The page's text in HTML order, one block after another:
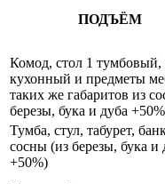
ПОДЪЁМ
Комод, стол 1 тумбовый,
кухонный и предметы
таких же габаритов из
березы, бука и дуба
Тумба, стул, табурет,
сосны (из березы, бука и
+50%)